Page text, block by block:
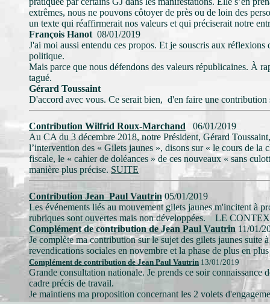
extrêmes, nous ne pouvons côtoyer de près ou de loin des
un texte qui réaffirmerait nos valeurs et qui préciserait notre
François Hanot 08/01/2019
J'ai moi aussi entendu ces propos. Et je souscris aux
politique.
Mais parce que nous défendons des valeurs républicaines. À
tagué.
Gérard Toussaint
D'accord avec vous. Ce serait bien, d'en faire une
Contribution Wilfrid Roux-Marchand 06/01/2019
Au CA du 3 décembre 2018, notre Président, Gérard
l’intervention des « Gilets jaunes », disons sur « le cours de
fiscale, le « cahier de doléances » de ces nouveaux « sans
manière plus précise. SUITE
Contribution Jean_Paul Vautrin 05/01/2019
Les événements liés au mouvement gilets jaunes m'incitent à
rubriques sont ouvertes mais non développées. LE
Complément de contribution de Jean Paul Vautrin 11/01/
Je complète ma contribution sur le sujet des gilets jaunes
revendications sociales en novembre et la phase de plus en
Complément de contribution de Jean Paul Vautrin 13/01/2019
Grande consultation nationale. Je prends ce soir
cadre précis de travail.
Je maintiens ma proposition concernant les 2 volets